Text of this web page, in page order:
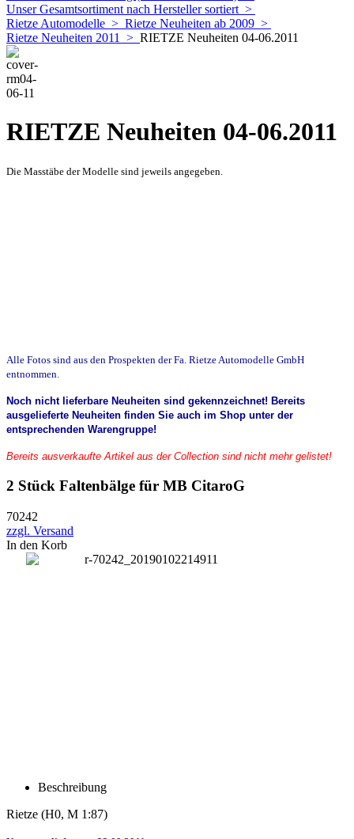
Unser Gesamtsortiment nach Hersteller sortiert >
Rietze Automodelle > Rietze Neuheiten ab 2009 >
Rietze Neuheiten 2011
> RIETZE Neuheiten 04-06.2011
RIETZE Neuheiten 04-06.2011
Die Masstäbe der Modelle sind jeweils angegeben.
Alle Fotos sind aus den Prospekten der Fa. Rietze Automodelle GmbH
entnommen.
Noch nicht lieferbare Neuheiten sind gekennzeichnet! Bereits
ausgelieferte Neuheiten finden Sie auch im Shop unter der
entsprechenden Warengruppe!
Bereits ausverkaufte Artikel aus der Collection sind nicht mehr gelistet!
2 Stück Faltenbälge für MB CitaroG
70242
zzgl. Versand
In den Korb
Beschreibung
Rietze (H0, M 1:87)